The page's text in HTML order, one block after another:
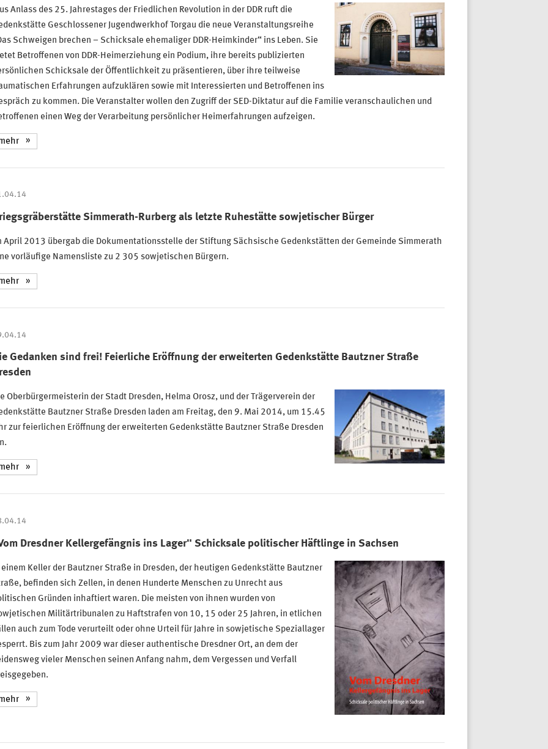
Anlass des 25. Jahrestages der Friedlichen Revolution in der DDR ruft die
Geschlossener Jugendwerkhof Torgau die neue Veranstaltungsreihe
Schweigen brechen – Schicksale ehemaliger DDR-Heimkinder“ ins Leben. Sie
Betroffenen von DDR-Heimerziehung ein Podium, ihre bereits publizierten
Schicksale der Öffentlichkeit zu präsentieren, über ihre teilweise
Erfahrungen aufzuklären sowie mit Interessierten und Betroffenen ins
zu kommen. Die Veranstalter wollen den Zugriff der SED-Diktatur auf die Familie veranschaulichen und
einen Weg der Verarbeitung persönlicher Heimerfahrungen aufzeigen.
Simmerath-Rurberg als letzte Ruhestätte sowjetischer Bürger
April 2013 übergab die Dokumentationsstelle der Stiftung Sächsische Gedenkstätten der Gemeinde Simmerath
vorläufige Namensliste zu 2 305 sowjetischen Bürgern.
Gedanken sind frei! Feierliche Eröffnung der erweiterten Gedenkstätte Bautzner Straße
Oberbürgermeisterin der Stadt Dresden, Helma Orosz, und der Trägerverein der
Bautzner Straße Dresden laden am Freitag, den 9. Mai 2014, um 15.45
zur feierlichen Eröffnung der erweiterten Gedenkstätte Bautzner Straße Dresden
Dresdner Kellergefängnis ins Lager" Schicksale politischer Häftlinge in Sachsen
einem Keller der Bautzner Straße in Dresden, der heutigen Gedenkstätte Bautzner
befinden sich Zellen, in denen Hunderte Menschen zu Unrecht aus
Gründen inhaftiert waren. Die meisten von ihnen wurden von
Militärtribunalen zu Haftstrafen von 10, 15 oder 25 Jahren, in etlichen
auch zum Tode verurteilt oder ohne Urteil für Jahre in sowjetische Speziallager
Bis zum Jahr 2009 war dieser authentische Dresdner Ort, an dem der
vieler Menschen seinen Anfang nahm, dem Vergessen und Verfall